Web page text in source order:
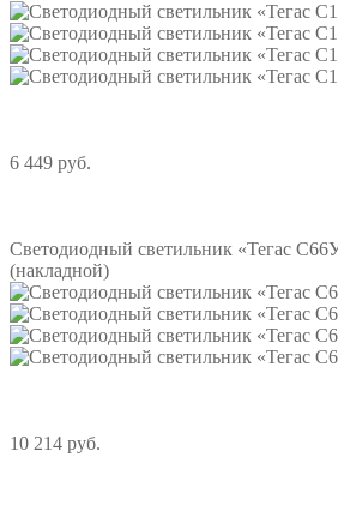
6 449 руб.
Светодиодный светильник «Тегас
(накладной)
10 214 руб.